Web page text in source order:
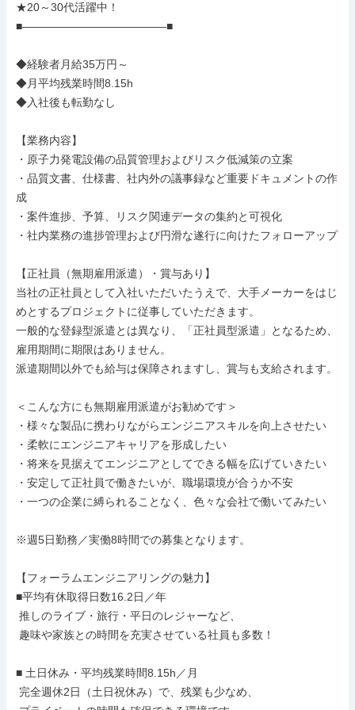
★20～30代活躍中！
■―――――――――――――■
◆経験者月給35万円～
◆月平均残業時間8.15h
◆入社後も転勤なし
【業務内容】
・原子力発電設備の品質管理およびリスク低減策の立案
・品質文書、仕様書、社内外の議事録など重要ドキュメントの作
成
・案件進捗、予算、リスク関連データの集約と可視化
・社内業務の進捗管理および円滑な遂行に向けたフォローアップ
【正社員（無期雇用派遣）・賞与あり】
当社の正社員として入社いただいたうえで、大手メーカーをはじ
めとするプロジェクトに従事していただきます。
一般的な登録型派遣とは異なり、「正社員型派遣」となるため、
雇用期間に期限はありません。
派遣期間以外でも給与は保障されますし、賞与も支給されます。
＜こんな方にも無期雇用派遣がお勧めです＞
・様々な製品に携わりながらエンジニアスキルを向上させたい
・柔軟にエンジニアキャリアを形成したい
・将来を見据えてエンジニアとしてできる幅を広げていきたい
・安定して正社員で働きたいが、職場環境が合うか不安
・一つの企業に縛られることなく、色々な会社で働いてみたい
※週5日勤務／実働8時間での募集となります。
【フォーラムエンジニアリングの魅力】
■平均有休取得日数16.2日／年
■ 土日休み・平均残業時間8.15h／月